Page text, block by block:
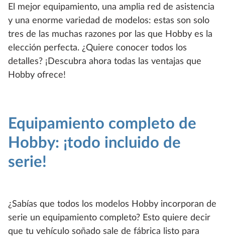
El mejor equipamiento, una amplia red de asistencia
y una enorme variedad de modelos: estas son solo
tres de las muchas razones por las que Hobby es la
elección perfecta. ¿Quiere conocer todos los
detalles? ¡Descubra ahora todas las ventajas que
Hobby ofrece!
Equipamiento completo de
Hobby: ¡todo incluido de
serie!
¿Sabías que todos los modelos Hobby incorporan de
serie un equipamiento completo? Esto quiere decir
que tu vehículo soñado sale de fábrica listo para